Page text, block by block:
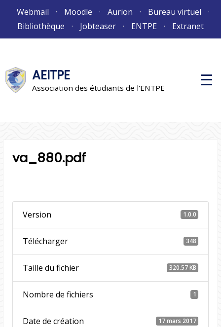
Webmail Moodle Aurion
Bureau virtuel
Bibliothèque
Jobteaser ENTPE Extranet
AEITPE
Association des étudiants de l'ENTPE
M
e
va_880.pdf
Version 1.0.0
Télécharger 348
Taille du fichier 320.57 KB
Nombre de fichiers 1
Date de création 17 mars 2017